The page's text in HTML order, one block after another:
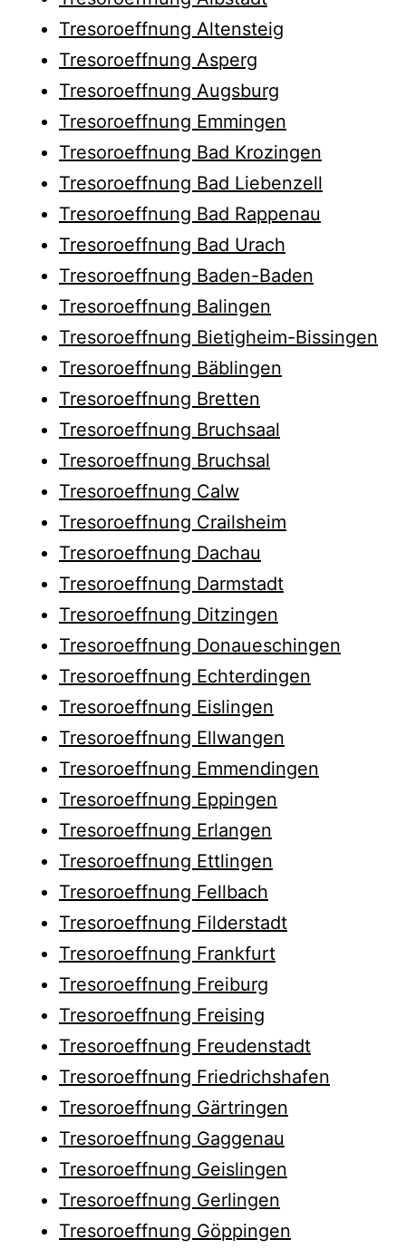
Tresoroeffnung Altensteig
Tresoroeffnung Asperg
Tresoroeffnung Augsburg
Tresoroeffnung Emmingen
Tresoroeffnung Bad Krozingen
Tresoroeffnung Bad Liebenzell
Tresoroeffnung Bad Rappenau
Tresoroeffnung Bad Urach
Tresoroeffnung Baden-Baden
Tresoroeffnung Balingen
Tresoroeffnung Bietigheim-Bissingen
Tresoroeffnung Bäblingen
Tresoroeffnung Bretten
Tresoroeffnung Bruchsaal
Tresoroeffnung Bruchsal
Tresoroeffnung Calw
Tresoroeffnung Crailsheim
Tresoroeffnung Dachau
Tresoroeffnung Darmstadt
Tresoroeffnung Ditzingen
Tresoroeffnung Donaueschingen
Tresoroeffnung Echterdingen
Tresoroeffnung Eislingen
Tresoroeffnung Ellwangen
Tresoroeffnung Emmendingen
Tresoroeffnung Eppingen
Tresoroeffnung Erlangen
Tresoroeffnung Ettlingen
Tresoroeffnung Fellbach
Tresoroeffnung Filderstadt
Tresoroeffnung Frankfurt
Tresoroeffnung Freiburg
Tresoroeffnung Freising
Tresoroeffnung Freudenstadt
Tresoroeffnung Friedrichshafen
Tresoroeffnung Gärtringen
Tresoroeffnung Gaggenau
Tresoroeffnung Geislingen
Tresoroeffnung Gerlingen
Tresoroeffnung Göppingen